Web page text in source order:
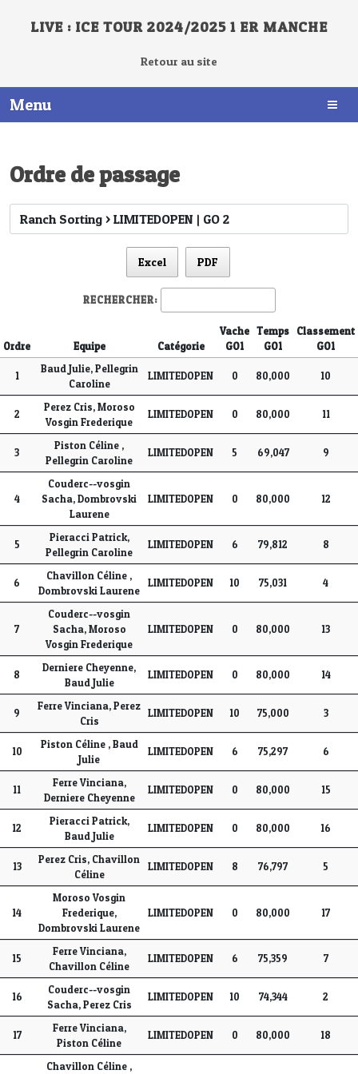
LIVE : ICE TOUR 2024/2025 1 ER MANCHE
Retour au site
Menu
Ordre de passage
Excel PDF
RECHERCHER:
Ordre Equipe Catégorie
Vache
GO1
Temps
GO1
Classement
GO1
Equipe
GO1
GO1
GO1
1
Baud Julie, Pellegrin
Caroline
LIMITEDOPEN 0 80,000 10
2
Perez Cris, Moroso
Vosgin Frederique
LIMITEDOPEN 0 80,000 11
3
Piston Céline ,
Pellegrin Caroline
LIMITEDOPEN 5 69,047 9
4
Couderc--vosgin
Sacha, Dombrovski
Laurene
LIMITEDOPEN 0 80,000 12
5
Pieracci Patrick,
Pellegrin Caroline
LIMITEDOPEN 6 79,812 8
6
Chavillon Céline ,
Dombrovski Laurene
LIMITEDOPEN 10 75,031 4
7
Couderc--vosgin
Sacha, Moroso
Vosgin Frederique
LIMITEDOPEN 0 80,000 13
8
Derniere Cheyenne,
Baud Julie
LIMITEDOPEN 0 80,000 14
9
Ferre Vinciana, Perez
Cris
LIMITEDOPEN 10 75,000 3
10
Piston Céline , Baud
Julie
LIMITEDOPEN 6 75,297 6
11
Ferre Vinciana,
Derniere Cheyenne
LIMITEDOPEN 0 80,000 15
12
Pieracci Patrick,
Baud Julie
LIMITEDOPEN 0 80,000 16
13
Perez Cris, Chavillon
Céline
LIMITEDOPEN 8 76,797 5
14
Moroso Vosgin
Frederique,
Dombrovski Laurene
LIMITEDOPEN 0 80,000 17
15
Ferre Vinciana,
Chavillon Céline
LIMITEDOPEN 6 75,359 7
16
Couderc--vosgin
Sacha, Perez Cris
LIMITEDOPEN 10 74,344 2
17
Ferre Vinciana,
Piston Céline
LIMITEDOPEN 0 80,000 18
Chavillon Céline ,